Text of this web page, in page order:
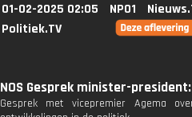
01-02-2025 02:05 NPO1
Politiek.TV
NOS Gesprek minister-
Gesprek met vicepremier Agema